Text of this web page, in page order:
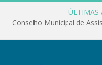
ÚLTIMAS